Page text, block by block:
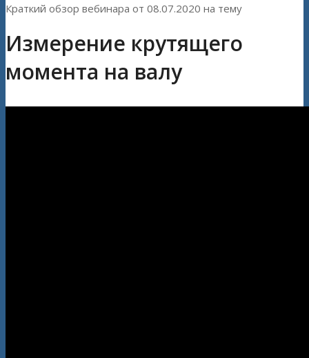
Краткий обзор вебинара от 08.07.2020 на тему
Измерение крутящего
момента на валу